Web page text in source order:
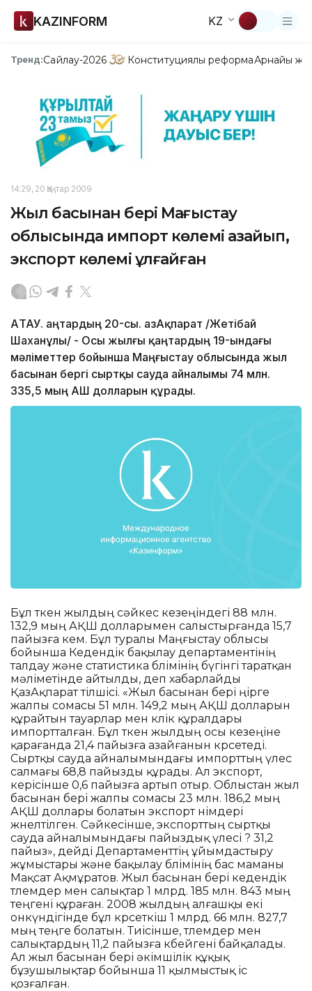
KAZINFORM KZ
Тренд:Сайлау-2026 Конституциялық реформаАрнайы
14:29, 20 Қаңтар 2009
Жыл басынан бері Маңғыстау
облысында импорт көлемі азайып,
экспорт көлемі ұлғайған
АҚТАУ. Қаңтардың 20-сы. ҚазАқпарат /Жетібай
Шаханұлы/ - Осы жылғы қаңтардың 19-ындағы
мәліметтер бойынша Маңғыстау облысында жыл
басынан бергі сыртқы сауда айналымы 74 млн.
335,5 мың АҚШ долларын құрады.
Бұл өткен жылдың сәйкес кезеңіндегі 88 млн.
132,9 мың АҚШ долларымен салыстырғанда 15,7
пайызға кем. Бұл туралы Маңғыстау облысы
бойынша Кедендік бақылау департаментінің
талдау және статистика бөлімінің бүгінгі таратқан
мәліметінде айтылды, деп хабарлайды
ҚазАқпарат тілшісі. «Жыл басынан бері өңірге
жалпы сомасы 51 млн. 149,2 мың АҚШ долларын
құрайтын тауарлар мен көлік құралдары
импортталған. Бұл өткен жылдың осы кезеңіне
қарағанда 21,4 пайызға азайғанын көрсетеді.
Сыртқы сауда айналымындағы импорттың үлес
салмағы 68,8 пайызды құрады. Ал экспорт,
керісінше 0,6 пайызға артып отыр. Облыстан жыл
басынан бері жалпы сомасы 23 млн. 186,2 мың
АҚШ доллары болатын экспорт өнімдері
жөнелтілген. Сәйкесінше, экспорттың сыртқы
сауда айналымындағы пайыздық үлесі ? 31,2
пайыз», дейді Департаменттің ұйымдастыру
жұмыстары және бақылау бөлімінің бас маманы
Мақсат Ақмұратов. Жыл басынан бері кедендік
төлемдер мен салықтар 1 млрд. 185 млн. 843 мың
теңгені құраған. 2008 жылдың алғашқы екі
онкүндігінде бұл көрсеткіш 1 млрд. 66 млн. 827,7
мың теңге болатын. Тиісінше, төлемдер мен
салықтардың 11,2 пайызға көбейгені байқалады.
Ал жыл басынан бері әкімшілік құқық
бұзушылықтар бойынша 11 қылмыстық іс
қозғалған.